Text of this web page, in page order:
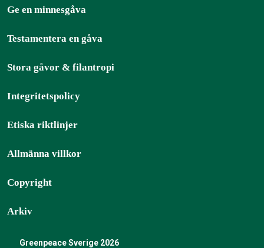
Ge en minnesgåva
Testamentera en gåva
Stora gåvor & filantropi
Integritetspolicy
Etiska riktlinjer
Allmänna villkor
Copyright
Arkiv
Greenpeace Sverige 2026